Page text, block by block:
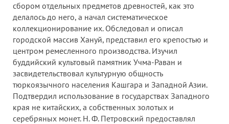
сбором отдельных предметов древностей, как это
делалось до него, а начал систематическое
коллекционирование их. Обследовал и описал
городской массив Хануй, представил его крепостью и
центром ремесленного производства. Изучил
буддийский культовый памятник Учма-Раван и
засвидетельствовал культурную общность
тюркоязычного населения Кашгара и Западной Азии.
Подтвердил использование в государствах Западного
края не китайских, а собственных золотых и
серебряных монет. Н. Ф. Петровский предоставлял